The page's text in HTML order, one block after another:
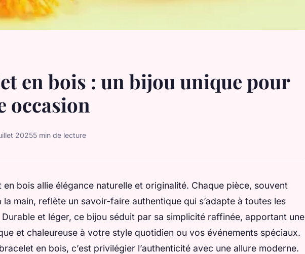
en bois : un bijou unique pour
occasion
20255 min de lecture
en bois allie élégance naturelle et originalité. Chaque pièce, souvent
la main, reflète un savoir-faire authentique qui s’adapte à toutes les
et léger, ce bijou séduit par sa simplicité raffinée, apportant une
et chaleureuse à votre style quotidien ou vos événements spéciaux.
en bois, c’est privilégier l’authenticité avec une allure moderne.